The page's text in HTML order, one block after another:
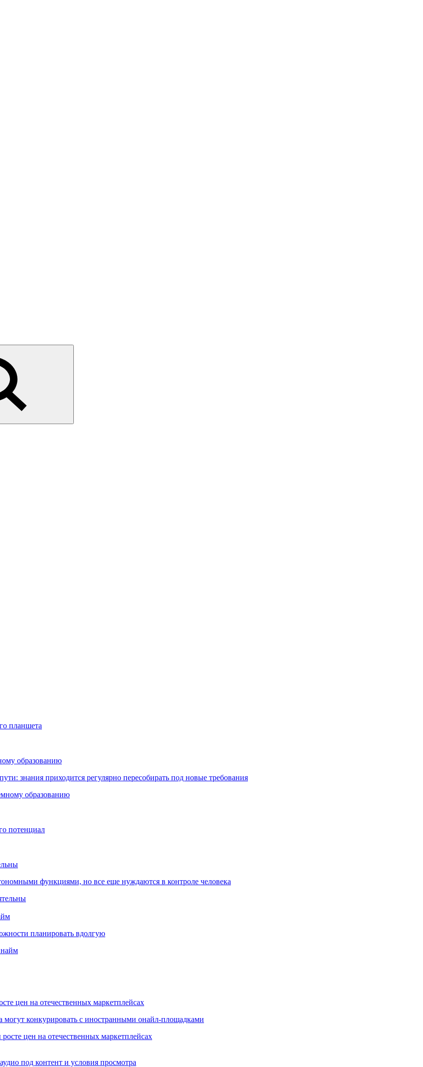
планшета
образованию
знания приходится регулярно пересобирать под новые требования
потенциал
функциями, но все еще нуждаются в контроле человека
планировать вдолгую
цен на отечественных маркетплейсах
могут конкурировать с иностранными онайл-площадками
под контент и условия просмотра